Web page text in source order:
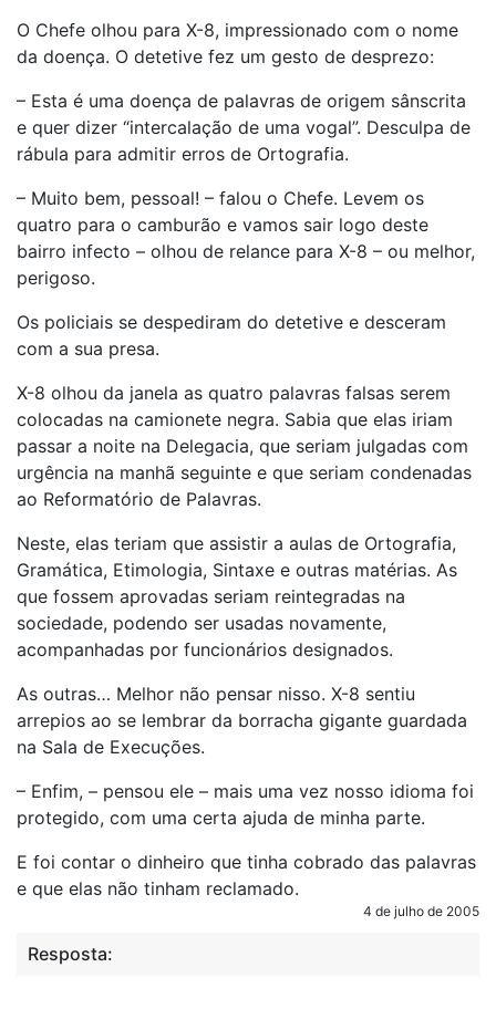
O Chefe olhou para X-8, impressionado com o nome
da doença. O detetive fez um gesto de desprezo:
– Esta é uma doença de palavras de origem sânscrita
e quer dizer “intercalação de uma vogal”. Desculpa de
rábula para admitir erros de Ortografia.
– Muito bem, pessoal! – falou o Chefe. Levem os
quatro para o camburão e vamos sair logo deste
bairro infecto – olhou de relance para X-8 – ou melhor,
perigoso.
Os policiais se despediram do detetive e desceram
com a sua presa.
X-8 olhou da janela as quatro palavras falsas serem
colocadas na camionete negra. Sabia que elas iriam
passar a noite na Delegacia, que seriam julgadas com
urgência na manhã seguinte e que seriam condenadas
ao Reformatório de Palavras.
Neste, elas teriam que assistir a aulas de Ortografia,
Gramática, Etimologia, Sintaxe e outras matérias. As
que fossem aprovadas seriam reintegradas na
sociedade, podendo ser usadas novamente,
acompanhadas por funcionários designados.
As outras… Melhor não pensar nisso. X-8 sentiu
arrepios ao se lembrar da borracha gigante guardada
na Sala de Execuções.
– Enfim, – pensou ele – mais uma vez nosso idioma foi
protegido, com uma certa ajuda de minha parte.
E foi contar o dinheiro que tinha cobrado das palavras
e que elas não tinham reclamado.
4 de julho de 2005
Resposta: